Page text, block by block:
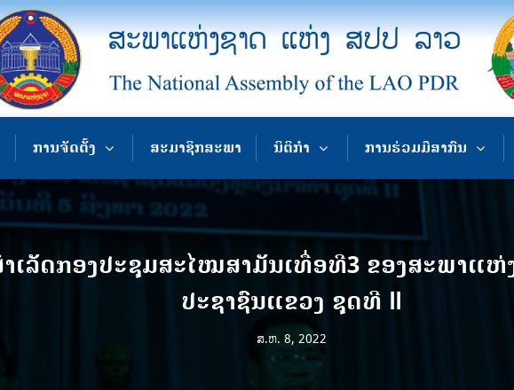
ການຈັດຕັ້ງ ສະມາຊິກສະພາ ນິຕິກຳ ການຮ່ວມມືສາກົນ
ເລັດກອງປະຊຸມສະໄໝສາມັນເທື່ອທີ3 ຂອງສະພາແ
ປະຊາຊົນແຂວງ ຊຸດທີ II
ສ.ຫ. 8, 2022